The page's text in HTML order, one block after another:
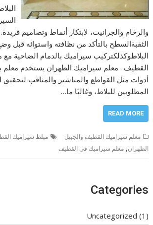
والرخام والجرانيت، لابتكار أنماط وتصاميم
الثقبةالسطح بالتأكد من نظافته واستوائه قبل
البلاطوكذلكتركيب سيراميك بالدمام الضاحية
القطيف . معلم سيراميك الظهران يستخدم
أدوات مثل القواطع والمناشير والمثاقب
المطلوبين للبلاط، وغالبًا ما…
READ MORE
معلم سيراميك القطيف والجبيل مبلط سيراميك
الظهران,معلم سيراميك في القطيف
Categories
Uncategorized (1)